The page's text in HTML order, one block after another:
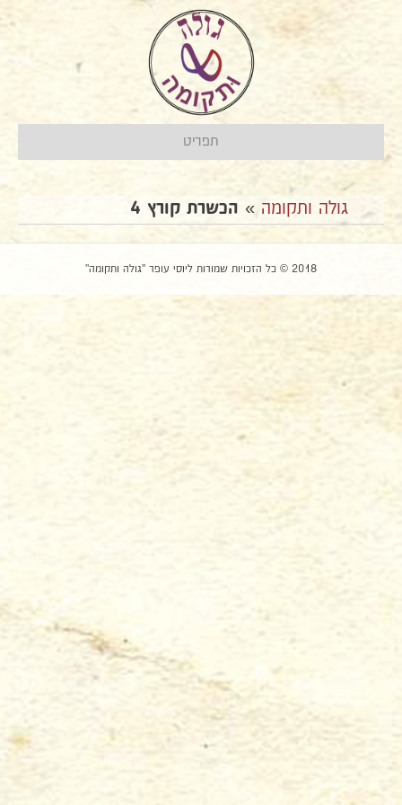
תפריט
גולה ותקומה » הכשרת קורץ 4
2018 © כל הזכויות שמורות ליוסי עופר "גולה ותקומה"